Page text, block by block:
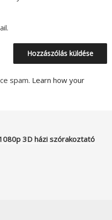
spam. Learn how your
3D házi szórakoztató